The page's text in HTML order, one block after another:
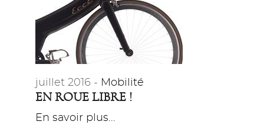
juillet 2016 - Mobilité
EN ROUE LIBRE !
En savoir plus...